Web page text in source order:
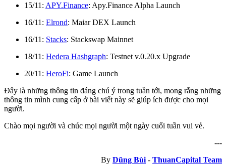
15/11: APY.Finance: Apy.Finance Alpha Launch
16/11: Elrond: Maiar DEX Launch
16/11: Stacks: Stackswap Mainnet
18/11: Hedera Hashgraph: Testnet v.0.20.x Upgrade
20/11: HeroFi: Game Launch
Đây là những thông tin đáng chú ý trong tuần tới, mong rằng những
thông tin mình cung cấp ở bài viết này sẽ giúp ích được cho mọi
người.
Chào mọi người và chúc mọi người một ngày cuối tuần vui vẻ.
---
By Dũng Bùi - ThuanCapital Team